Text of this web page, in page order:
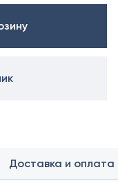
Доставка и оплата